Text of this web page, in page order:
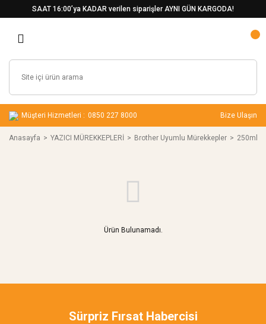
SAAT 16:00’ya KADAR verilen siparişler AYNI GÜN KARGODA!
Müşteri Hizmetleri : 0850 227 8000 Bize Ulaşın
Anasayfa YAZICI MÜREKKEPLERİ Brother Uyumlu Mürekkepler 250ml
Ürün Bulunamadı.
Sürpriz Fırsat Habercisi